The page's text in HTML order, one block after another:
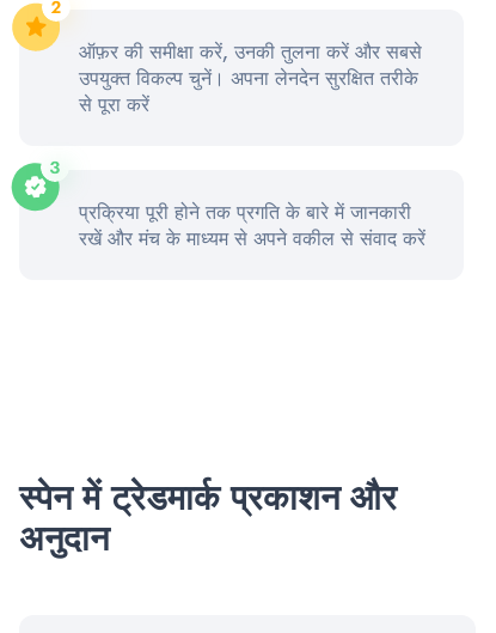
ऑफ़र की समीक्षा करें, उनकी तुलना करें और सबसे
उपयुक्त विकल्प चुनें। अपना लेनदेन सुरक्षित तरीके
से पूरा करें
प्रक्रिया पूरी होने तक प्रगति के बारे में जानकारी
रखें और मंच के माध्यम से अपने वकील से संवाद करें
स्पेन में ट्रेडमार्क प्रकाशन और
अनुदान